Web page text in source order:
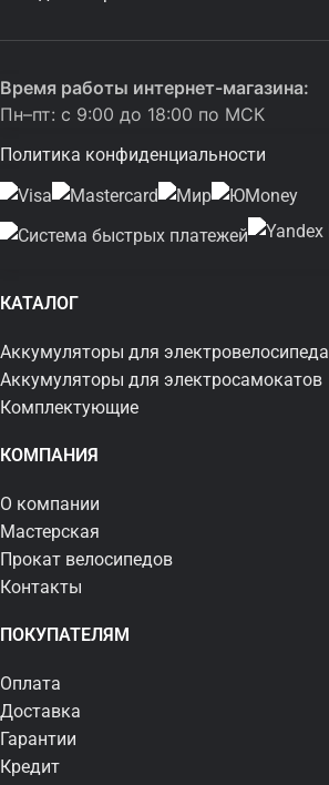
Время работы интернет-магазина:
Пн–пт: с 9:00 до 18:00 по МСК
Политика конфиденциальности
КАТАЛОГ
Аккумуляторы для электровелосипеда
Аккумуляторы для электросамокатов
Комплектующие
КОМПАНИЯ
О компании
Мастерская
Прокат велосипедов
Контакты
ПОКУПАТЕЛЯМ
Оплата
Доставка
Гарантии
Кредит